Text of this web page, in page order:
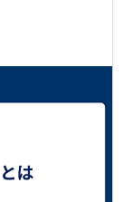
か。予約開